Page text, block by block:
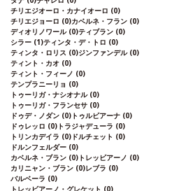
チリエジオーロ・カナイオーロ (0)
チリエジョーロ (0)カベルネ・フラン (0)
ディオリノワール (0)ティブラン (0)
シラー (1)ティンタ・デ・トロ (0)
ティンタ・ロリス (0)ジンファンデル (0)
ティント・カオ (0)
ティント・フィーノ (0)
テンプラニーリョ (0)
トゥーリガ・ナシオナル (0)
トゥーリガ・フランセサ (0)
ドゥデ・ノダン (0)トゥルビアーナ (0)
ドゥレッロ (0)トラジャデューラ (0)
トリンカデイラ (0)ドルチェット (0)
ドルンフェルダー (0)
カベルネ・ブラン (0)トレッビアーノ (0)
カリニャン・ブラン (0)レブラ (0)
バルベーラ (0)
トレッビアーノ・グレケット (0)